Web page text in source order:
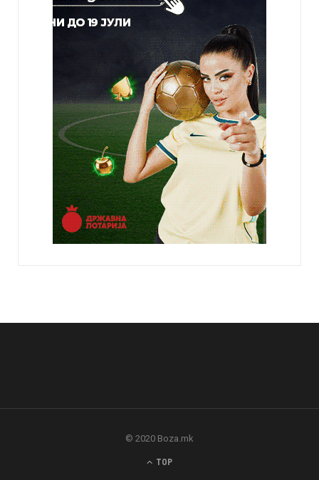
© 2020 Boza.mk
TOP